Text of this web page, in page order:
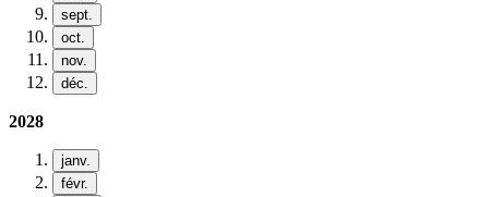
sept.
oct.
nov.
déc.
2028
janv.
févr.